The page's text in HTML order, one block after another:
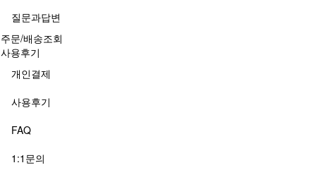
질문과답변
주문/배송조회
사용후기
개인결제
사용후기
FAQ
1:1문의